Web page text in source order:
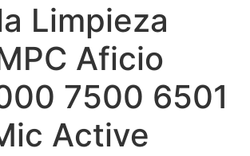
Limpieza
Aficio
7500 6501
Active